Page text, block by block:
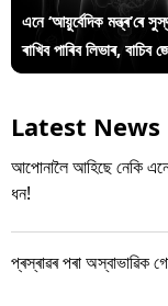
এনে ‘আয়ুৰ্বেদিক মন্ত্ৰ’ৰে
ৰাখিব পাৰিব লিভাৰ, বাচিব
Latest News
আপোনালৈ আহিছে নেকি
ধন!
প্ৰস্ৰাৱৰ পৰা